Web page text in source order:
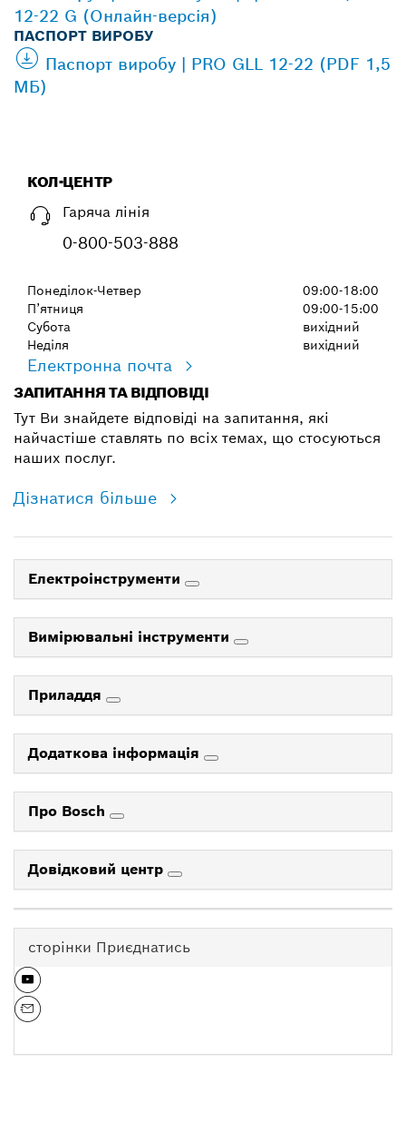
12-22 G (Онлайн-версія)
ПАСПОРТ ВИРОБУ
Паспорт виробу | PRO GLL 12-22 (PDF 1,5
МБ)
КОЛ-ЦЕНТР
Гаряча лінія
0-800-503-888
Понеділок-Четвер
П’ятниця
Субота
Неділя
09:00-18:00
09:00-15:00
вихідний
вихідний
Електронна почта
ЗАПИТАННЯ ТА ВІДПОВІДІ
Тут Ви знайдете відповіді на запитання, які
найчастіше ставлять по всіх темах, що стосуються
наших послуг.
Дізнатися більше
Електроінструменти
Вимірювальні інструменти
Приладдя
Додаткова інформація
Про Bosch
Довідковий центр
сторінки Приєднатись